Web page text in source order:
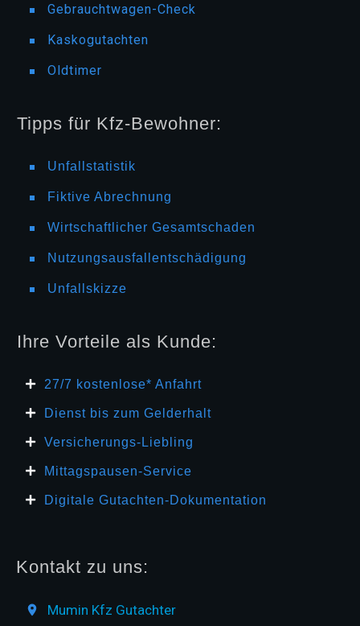
Gebrauchtwagen-Check
Kaskogutachten
Oldtimer
Tipps für Kfz-Bewohner:
Unfallstatistik
Fiktive Abrechnung
Wirtschaftlicher Gesamtschaden
Nutzungsausfallentschädigung
Unfallskizze
Ihre Vorteile als Kunde:
27/7 kosten lose* Anfahrt
Dienst bis zum Gelderhalt
Versicherungs-Liebling
Mittagspausen-Service
Digitale Gutachten-Dokumentation
Kontakt zu uns:
Mumin Kfz Gutachter